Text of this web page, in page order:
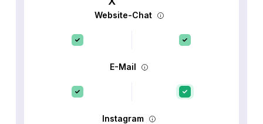
Website-Chat
E-Mail
Instagram